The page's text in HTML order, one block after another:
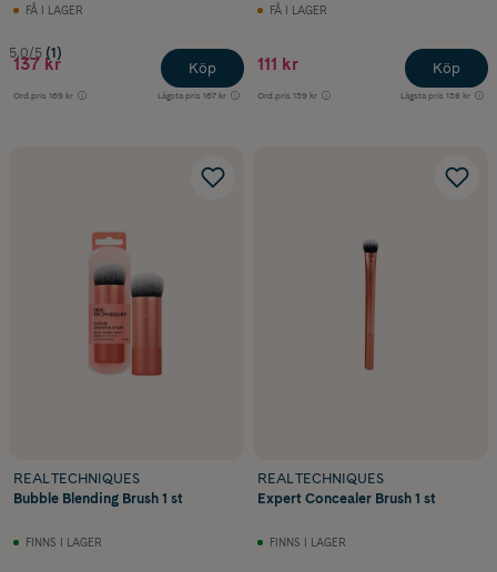
FÅ I LAGER
5.0/5 (1)
137 kr
Ord.pris 169 kr Lägsta pris 167 kr
Köp
FÅ I LAGER
111 kr
Ord.pris 139 kr Lägsta pris 138 kr
Köp
REAL TECHNIQUES
Bubble Blending Brush 1 st
FINNS I LAGER
REAL TECHNIQUES
Expert Concealer Brush 1 st
FINNS I LAGER